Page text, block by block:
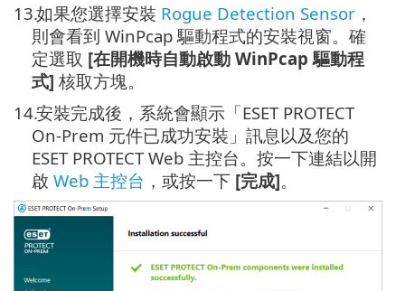
13.如果您選擇安裝 Rogue Detection Sensor ，
則會看到 WinPcap 驅動程式的安裝視窗。確
定選取 [在開機時自動啟動 WinPcap 驅動程
式] 核取方塊。
14.安裝完成後，系統會顯示「ESET PROTECT
On-Prem 元件已成功安裝」訊息以及您的
ESET PROTECT Web 主控台。按一下連結以開
啟 Web 主控台 ，或按一下 [完成]。